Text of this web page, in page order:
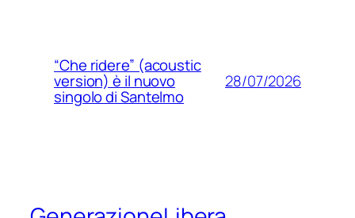
“Che ridere” (acoustic
version) è il nuovo
singolo di Santelmo
28/07/2026